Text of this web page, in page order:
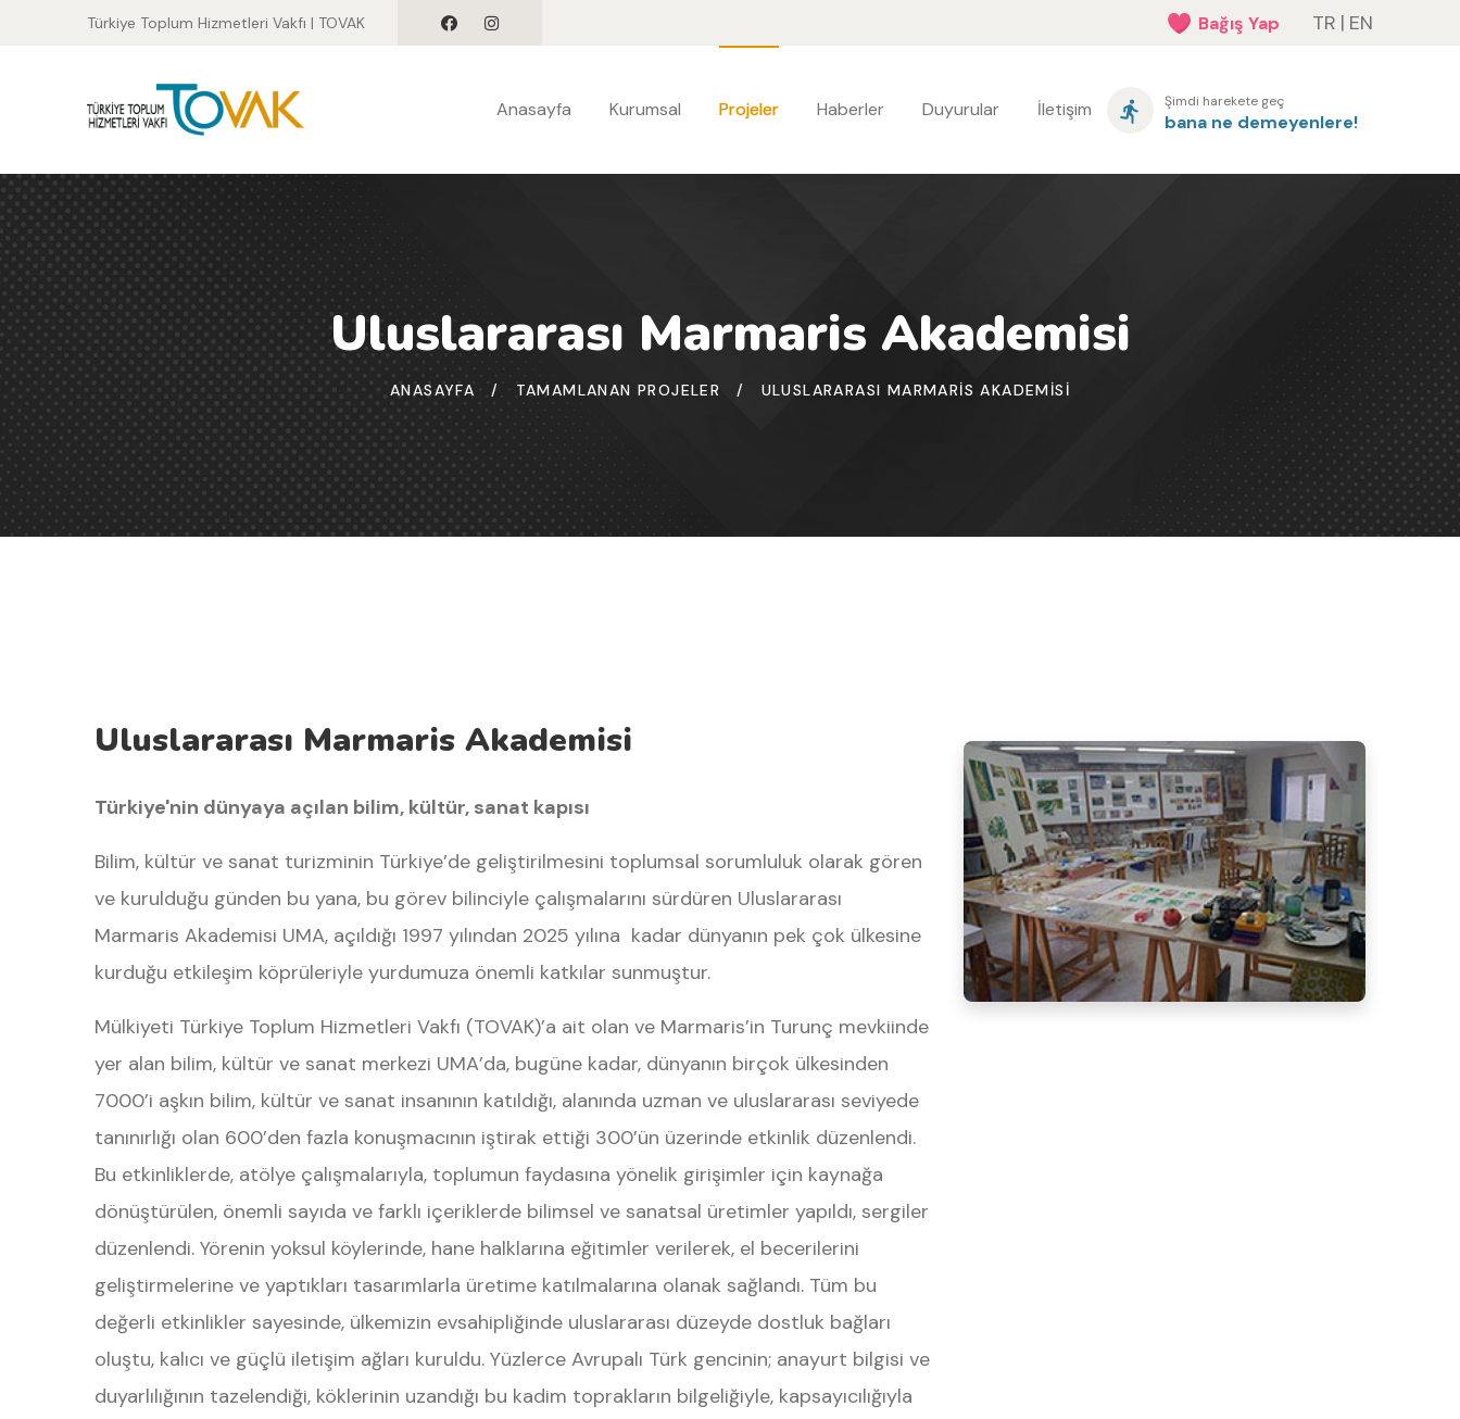
Türkiye Toplum Hizmetleri Vakfı | TOVAK Bağış Yap TR | EN
Anasayfa Kurumsal Projeler Haberler Duyurular İletişim Şimdi harekete geç
bana ne demeyenlere!
Uluslararası Marmaris Akademisi
ANASAYFA / TAMAMLANAN PROJELER / ULUSLARARASI MARMARIS AKADEMISI
Uluslararası Marmaris Akademisi
Türkiye'nin dünyaya açılan bilim, kültür, sanat kapısı
Bilim, kültür ve sanat turizminin Türkiye’de geliştirilmesini toplumsal sorumluluk olarak gören
ve kurulduğu günden bu yana, bu görev bilinciyle çalışmalarını sürdüren Uluslararası
Marmaris Akademisi UMA, açıldığı 1997 yılından 2025 yılına kadar dünyanın pek çok ülkesine
kurduğu etkileşim köprüleriyle yurdumuza önemli katkılar sunmuştur.
Mülkiyeti Türkiye Toplum Hizmetleri Vakfı (TOVAK)’a ait olan ve Marmaris’in Turunç mevkiinde
yer alan bilim, kültür ve sanat merkezi UMA’da, bugüne kadar, dünyanın birçok ülkesinden
7000’i aşkın bilim, kültür ve sanat insanının katıldığı, alanında uzman ve uluslararası seviyede
tanınırlığı olan 600’den fazla konuşmacının iştirak ettiği 300’ün üzerinde etkinlik düzenlendi.
Bu etkinliklerde, atölye çalışmalarıyla, toplumun faydasına yönelik girişimler için kaynağa
dönüştürülen, önemli sayıda ve farklı içeriklerde bilimsel ve sanatsal üretimler yapıldı, sergiler
düzenlendi. Yörenin yoksul köylerinde, hane halklarına eğitimler verilerek, el becerilerini
geliştirmelerine ve yaptıkları tasarımlarla üretime katılmalarına olanak sağlandı. Tüm bu
değerli etkinlikler sayesinde, ülkemizin evsahipliğinde uluslararası düzeyde dostluk bağları
oluştu, kalıcı ve güçlü iletişim ağları kuruldu. Yüzlerce Avrupalı Türk gencinin; anayurt bilgisi ve
duyarlılığının tazelendiği, köklerinin uzandığı bu kadim toprakların bilgeliğiyle, kapsayıcılığıyla